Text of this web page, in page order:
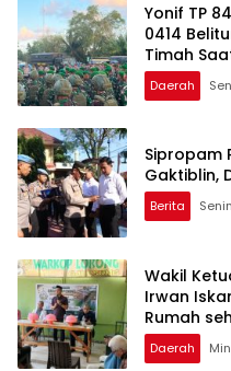
Yonif TP
0414
Timah
Daerah
Sipropam
Gaktiblin,
Berita
Wakil
Irwan
Rumah
Melayani
Dhuafa
Daerah